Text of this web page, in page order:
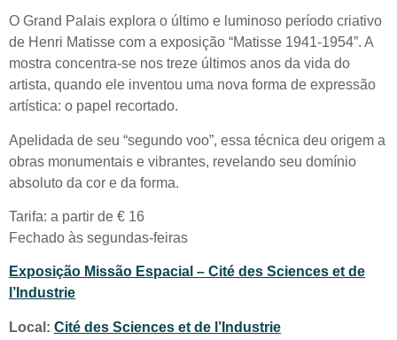
O Grand Palais explora o último e luminoso período criativo
de Henri Matisse com a exposição “Matisse 1941-1954”. A
mostra concentra-se nos treze últimos anos da vida do
artista, quando ele inventou uma nova forma de expressão
artística: o papel recortado.
Apelidada de seu “segundo voo”, essa técnica deu origem a
obras monumentais e vibrantes, revelando seu domínio
absoluto da cor e da forma.
Tarifa: a partir de € 16
Fechado às segundas-feiras
Exposição Missão Espacial – Cité des Sciences et de
l’Industrie
Local: Cité des Sciences et de l’Industrie